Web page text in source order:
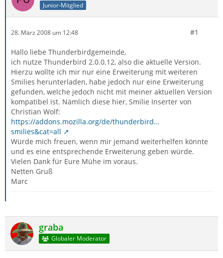
Junior-Mitglied
28. März 2008 um 12:48 #1
Hallo liebe Thunderbirdgemeinde,
ich nutze Thunderbird 2.0.0.12, also die aktuelle Version.
Hierzu wollte ich mir nur eine Erweiterung mit weiteren
Smilies herunterladen, habe jedoch nur eine Erweiterung
gefunden, welche jedoch nicht mit meiner aktuellen Version
kompatibel ist. Nämlich diese hier, Smilie Inserter von
Christian Wolf:
https://addons.mozilla.org/de/thunderbird…
smilies&cat=all
Würde mich freuen, wenn mir jemand weiterhelfen könnte
und es eine entsprechende Erweiterung geben würde.
Vielen Dank für Eure Mühe im voraus.
Netten Gruß
Marc
graba
Globaler Moderator